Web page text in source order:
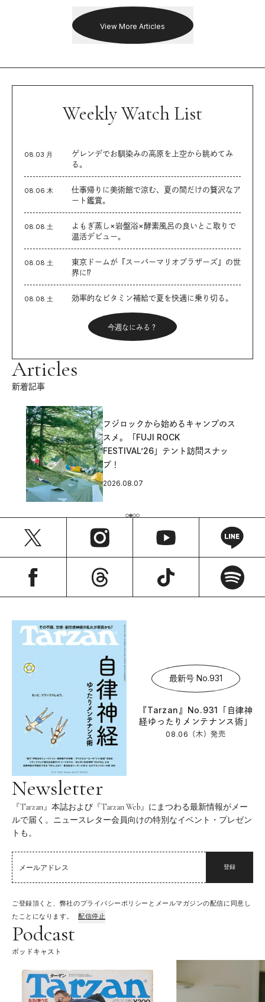
View More Articles
Weekly Watch List
08.03 月
ゲレンデでお馴染みの高原を上空から眺めてみ
る。
08.06 木
仕事帰りに美術館で涼む、夏の間だけの贅沢なア
ート鑑賞。
08.08 土
よもぎ蒸し×岩盤浴×酵素風呂の良いとこ取りで
温活デビュー。
08.08 土
東京ドームが『スーパーマリオブラザーズ』の世
界に⁉︎
08.08 土 効率的なビタミン補給で夏を快適に乗り切る。
今週なにみる？
Articles
新着記事
フジロックから始めるキャンプのス
スメ。「FUJI ROCK
FESTIVAL’26」テント訪問スナッ
プ！
2026.08.07
最新号 No.931
『Tarzan』No.931「自律神
経ゆったりメンテナンス術」
08.06（木）発売
Newsletter
『Tarzan』本誌および『Tarzan Web』にまつわる最新情報がメー
ルで届く。ニュースレター会員向けの特別なイベント・プレゼン
トも。
登録
ご登録頂くと、弊社のプライバシーポリシーとメールマガジンの配信に同意し
たことになります。
配信停止
Podcast
ポッドキャスト